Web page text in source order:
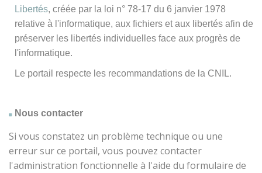
Libertés, créée par la loi n° 78-17 du 6 janvier 1978
relative à l'informatique, aux fichiers et aux libertés afin de
préserver les libertés individuelles face aux progrès de
l'informatique.
Le portail respecte les recommandations de la CNIL.
Nous contacter
Si vous constatez un problème technique ou une
erreur sur ce portail, vous pouvez contacter
l'administration fonctionnelle à l'aide du formulaire de